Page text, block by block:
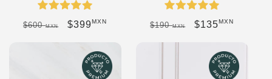
Precio habitual
$600MXN Precio de oferta
$399MXN Precio habitual
$190MXN Precio de oferta
$135MXN